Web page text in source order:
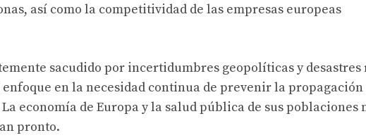
así como la competitividad de las empresas europeas
sacudido por incertidumbres geopolíticas y
en la necesidad continua de prevenir la
economía de Europa y la salud pública de sus
pronto.